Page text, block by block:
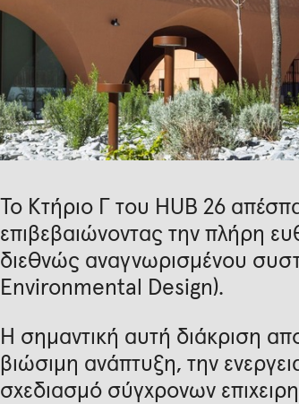
Το Κτήριο Γ του HUB 26
επιβεβαιώνοντας την πλήρη
διεθνώς αναγνωρισμένου
Environmental Design).
Η σημαντική αυτή διάκριση
βιώσιμη ανάπτυξη, την
σχεδιασμό σύγχρονων